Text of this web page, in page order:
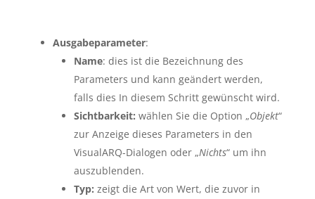
Ausgabeparameter:
Name: dies ist die Bezeichnung des
Parameters und kann geändert werden,
falls dies In diesem Schritt gewünscht wird.
Sichtbarkeit: wählen Sie die Option „Objekt“
zur Anzeige dieses Parameters in den
VisualARQ-Dialogen oder „Nichts“ um ihn
auszublenden.
Typ: zeigt die Art von Wert, die zuvor in